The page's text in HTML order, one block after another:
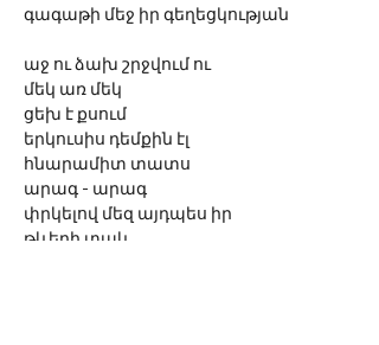
գագաթի մեջ իր գեղեցկության
աջ ու ձախ շրջվում ու
մեկ առ մեկ
ցեխ է քսում
երկուսիս դեմքին էլ
հնարամիտ տատս
արագ - արագ
փրկելով մեզ այդպես իր
թևերի տակ